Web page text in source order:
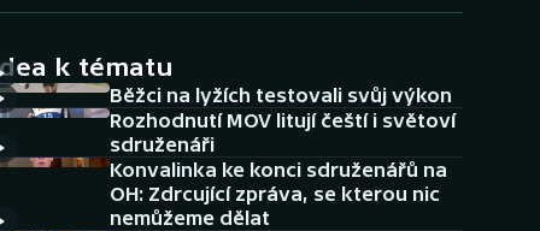
Historické návraty
Aplikace ČT sport
AZ kvíz
k tématu
Běžci na lyžích testovali svůj výkon
Rozhodnutí MOV litují čeští i světoví
sdruženáři
Konvalinka ke konci sdruženářů na
OH: Zdrcující zpráva, se kterou nic
nemůžeme dělat